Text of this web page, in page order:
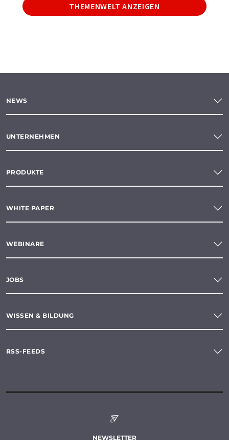
THEMENWELT ANZEIGEN
NEWS
UNTERNEHMEN
PRODUKTE
WHITE PAPER
WEBINARE
JOBS
WISSEN & BILDUNG
RSS-FEEDS
NEWSLETTER